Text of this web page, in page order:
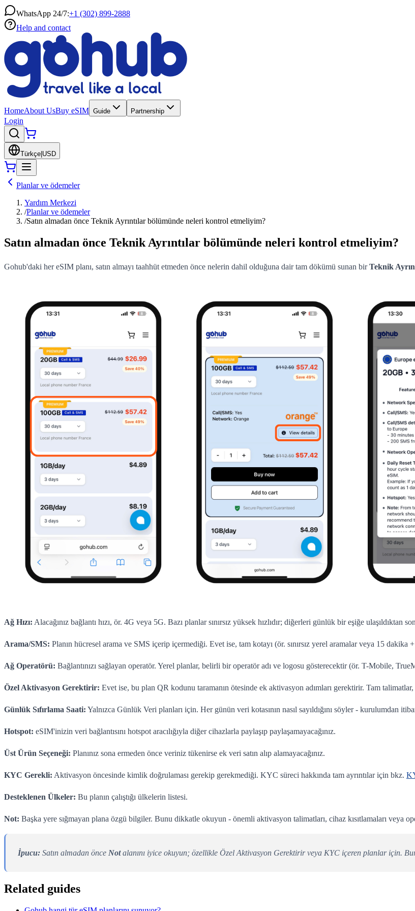
WhatsApp 24/7:+1 (302) 899-2888
Help and contact
HomeAbout UsBuy eSIM Guide Partnership
Login
Türkçe USD
Planlar ve ödemeler
Yardım Merkezi
/Planlar ve ödemeler
/Satın almadan önce Teknik Ayrıntılar bölümünde neleri kontrol etmeliyim?
Satın almadan önce Teknik Ayrıntılar bölümünde neleri kontrol etmeliyim?
Gohub'daki her eSIM planı, satın almayı taahhüt etmeden önce nelerin dahil olduğuna dair tam dökümü sunan birTeknik
Ağ Hızı: Alacağınız bağlantı hızı, ör. 4G veya 5G. Bazı planlar sınırsız yüksek hızlıdır; diğerleri günlük bir eşiğe ulaşıldıktan
Arama/SMS: Planın hücresel arama ve SMS içerip içermediği. Evet ise, tam kotayı (ör. sınırsız yerel aramalar veya 15 dakika
Ağ Operatörü: Bağlantınızı sağlayan operatör. Yerel planlar, belirli bir operatör adı ve logosu gösterecektir (ör. T-Mobile,
Özel Aktivasyon Gerektirir: Evet ise, bu plan QR kodunu taramanın ötesinde ek aktivasyon adımları gerektirir. Tam talimatlar,
Günlük Sıfırlama Saati: Yalnızca Günlük Veri planları için. Her günün veri kotasının nasıl sayıldığını söyler - kurulumdan
Hotspot: eSIM'inizin veri bağlantısını hotspot aracılığıyla diğer cihazlarla paylaşıp paylaşamayacağınız.
Üst Ürün Seçeneği: Planınız sona ermeden önce veriniz tükenirse ek veri satın alıp alamayacağınız.
KYC Gerekli: Aktivasyon öncesinde kimlik doğrulaması gerekip gerekmediği. KYC süreci hakkında tam ayrıntılar için bkz.
Desteklenen Ülkeler: Bu planın çalıştığı ülkelerin listesi.
Not: Başka yere sığmayan plana özgü bilgiler. Bunu dikkatle okuyun - önemli aktivasyon talimatları, cihaz kısıtlamaları veya
İpucu: Satın almadan önce Notalanını iyice okuyun; özellikle Özel Aktivasyon Gerektirir veya KYC içeren planlar için.
Related guides